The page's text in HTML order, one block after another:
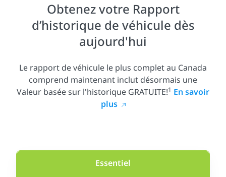
Obtenez votre Rapport
d’historique de véhicule dès
aujourd'hui
Le rapport de véhicule le plus complet au Canada
comprend maintenant inclut désormais une
Valeur basée sur l'historique GRATUITE!1 En savoir
plus
Essentiel